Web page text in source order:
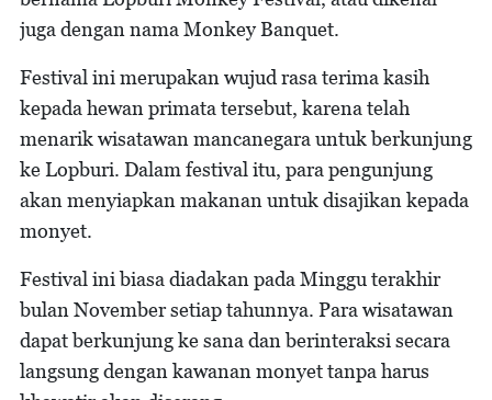
juga dengan nama Monkey Banquet.
Festival ini merupakan wujud rasa terima kasih
kepada hewan primata tersebut, karena telah
menarik wisatawan mancanegara untuk berkunjung
ke Lopburi. Dalam festival itu, para pengunjung
akan menyiapkan makanan untuk disajikan kepada
monyet.
Festival ini biasa diadakan pada Minggu terakhir
bulan November setiap tahunnya. Para wisatawan
dapat berkunjung ke sana dan berinteraksi secara
langsung dengan kawanan monyet tanpa harus